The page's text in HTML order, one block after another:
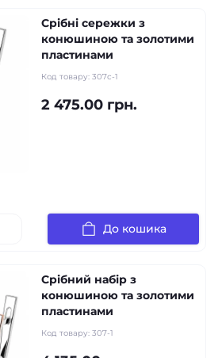
Срібні сережки з
конюшиною та золотими
пластинами
Код товару: 307с-1
2 475.00 грн.
До кошика
Срібний набір з
конюшиною та золотими
пластинами
Код товару: 307-1